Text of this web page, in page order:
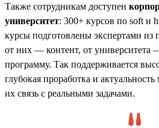
Также сотрудникам доступен
университет: 300+ курсов по soft и
курсы подготовлены экспертами из
от них — контент, от университета
программу. Так поддерживается
глубокая проработка и
их связь с реальными задачами.